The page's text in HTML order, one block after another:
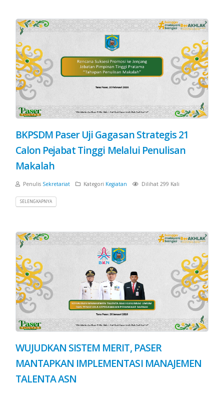
BKPSDM Paser Uji Gagasan Strategis 21
Calon Pejabat Tinggi Melalui Penulisan
Makalah
Penulis Sekretariat Kategori Kegiatan Dilihat 299 Kali
SELENGKAPNYA
WUJUDKAN SISTEM MERIT, PASER
MANTAPKAN IMPLEMENTASI MANAJEMEN
TALENTA ASN